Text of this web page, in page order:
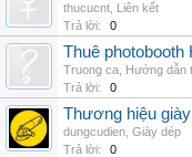
thucucnt Liên kết
Trả lời:
0
Thuê photobooth
Truong ca Hướng dẫn
Trả lời:
0
Thương hiệu
dungcudien Giày dép
Trả lời:
0